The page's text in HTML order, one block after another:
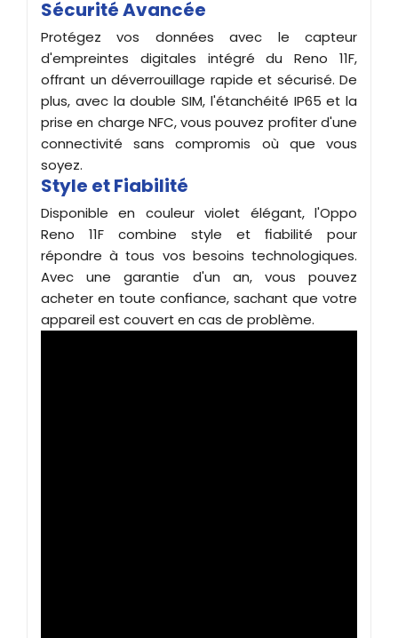
Sécurité Avancée
Protégez vos données avec le capteur
d'empreintes digitales intégré du Reno 11F,
offrant un déverrouillage rapide et sécurisé. De
plus, avec la double SIM, l'étanchéité IP65 et la
prise en charge NFC, vous pouvez profiter d'une
connectivité sans compromis où que vous
soyez.
Style et Fiabilité
Disponible en couleur violet élégant, l'Oppo
Reno 11F combine style et fiabilité pour
répondre à tous vos besoins technologiques.
Avec une garantie d'un an, vous pouvez
acheter en toute confiance, sachant que votre
appareil est couvert en cas de problème.